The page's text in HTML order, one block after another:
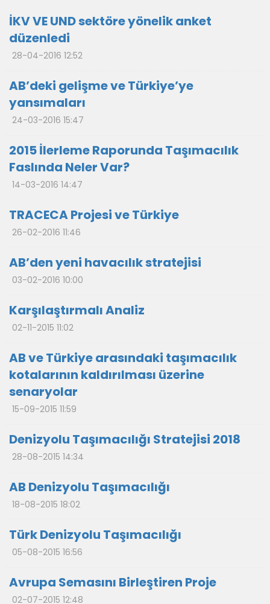
İKV VE UND sektöre yönelik anket
düzenledi
28-04-2016 12:52
AB’deki gelişme ve Türkiye’ye
yansımaları
24-03-2016 15:47
2015 İlerleme Raporunda Taşımacılık
Faslında Neler Var?
14-03-2016 14:47
TRACECA Projesi ve Türkiye
26-02-2016 11:46
AB’den yeni havacılık stratejisi
03-02-2016 10:00
Karşılaştırmalı Analiz
02-11-2015 11:02
AB ve Türkiye arasındaki taşımacılık
kotalarının kaldırılması üzerine
senaryolar
15-09-2015 11:59
Denizyolu Taşımacılığı Stratejisi 2018
28-08-2015 14:34
AB Denizyolu Taşımacılığı
18-08-2015 18:02
Türk Denizyolu Taşımacılığı
05-08-2015 16:56
Avrupa Semasını Birleştiren Proje
02-07-2015 12:48